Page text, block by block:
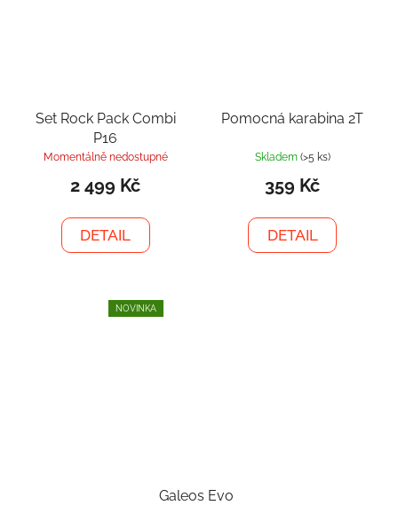
Set Rock Pack Combi
P16
Momentálně nedostupné
2 499 Kč
DETAIL
Pomocná karabina 2T
Skladem (>5 ks)
359 Kč
DETAIL
NOVINKA
Galeos Evo